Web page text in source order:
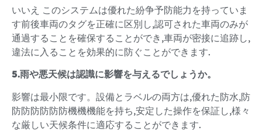
いいえ このシステムは優れた紛争予防能力を持っていま
す前後車両のタグを正確に区別し,認可された車両のみが
通過することを確保することができ,車両が密接に追跡し,
違法に入ることを効果的に防ぐことができます.
5.雨や悪天候は認識に影響を与えるでしょうか。
影響は最小限です。設備とラベルの両方は,優れた防水,防
防防防防防防機機機能を持ち,安定した操作を保証し,様々
な厳しい天候条件に適応することができます.